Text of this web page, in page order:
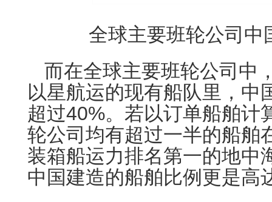
全球主要班轮公司中
而在全球主要班轮公司中
以星航运的现有船队里，中
超过40%。若以订单船舶计
轮公司均有超过一半的船舶
装箱船运力排名第一的地中
中国建造的船舶比例更是高